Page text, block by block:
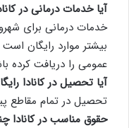
آیا خدمات درمانی در
خدمات درمانی برای
بیشتر موارد رایگان
عمومی را دریافت كرده
آیا تحصیل در كانادا
تحصیل در تمام مقاطع
حقوق مناسب در كانادا